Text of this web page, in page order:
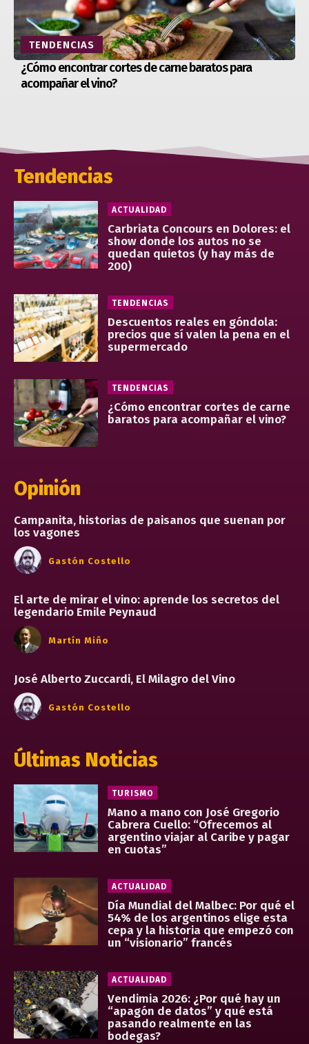
TENDENCIAS
¿Cómo encontrar cortes de carne baratos para
acompañar el vino?
Tendencias
ACTUALIDAD
Carbriata Concours en Dolores: el
show donde los autos no se
quedan quietos (y hay más de
200)
TENDENCIAS
Descuentos reales en góndola:
precios que sí valen la pena en el
supermercado
TENDENCIAS
¿Cómo encontrar cortes de carne
baratos para acompañar el vino?
Opinión
Campanita, historias de paisanos que suenan por
los vagones
Gastón Costello
El arte de mirar el vino: aprende los secretos del
legendario Emile Peynaud
Martín Miño
José Alberto Zuccardi, El Milagro del Vino
Gastón Costello
Últimas Noticias
TURISMO
Mano a mano con José Gregorio
Cabrera Cuello: “Ofrecemos al
argentino viajar al Caribe y pagar
en cuotas”
ACTUALIDAD
Día Mundial del Malbec: Por qué el
54% de los argentinos elige esta
cepa y la historia que empezó con
un “visionario” francés
ACTUALIDAD
Vendimia 2026: ¿Por qué hay un
“apagón de datos” y qué está
pasando realmente en las
bodegas?